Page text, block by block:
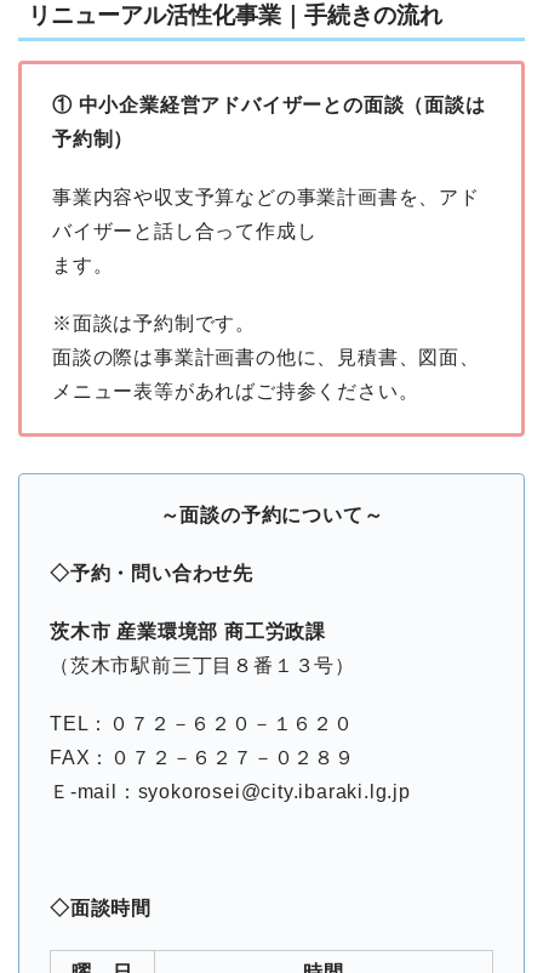
リニューアル活性化事業｜手続きの流れ
① 中小企業経営アドバイザーとの面談（面談は
予約制）
事業内容や収支予算などの事業計画書を、アド
バイザーと話し合って作成し
ます。
※面談は予約制です。
面談の際は事業計画書の他に、見積書、図面、
メニュー表等があればご持参ください。
～面談の予約について～
◇予約・問い合わせ先
茨木市 産業環境部 商工労政課
（茨木市駅前三丁目８番１３号）
TEL：０７２－６２０－１６２０
FAX：０７２－６２７－０２８９
Ｅ-mail：syokorosei@city.ibaraki.lg.jp
◇面談時間